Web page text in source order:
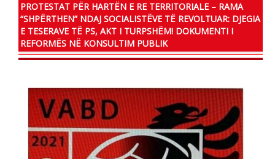
PROTESTAT PËR HARTËN E RE TERRITORIALE – RAMA
“SHPËRTHEN” NDAJ SOCIALISTËVE TË REVOLTUAR: DJEGIA
E TESERAVE TË PS, AKT I TURPSHËM! DOKUMENTI I
REFORMËS NË KONSULTIM PUBLIK